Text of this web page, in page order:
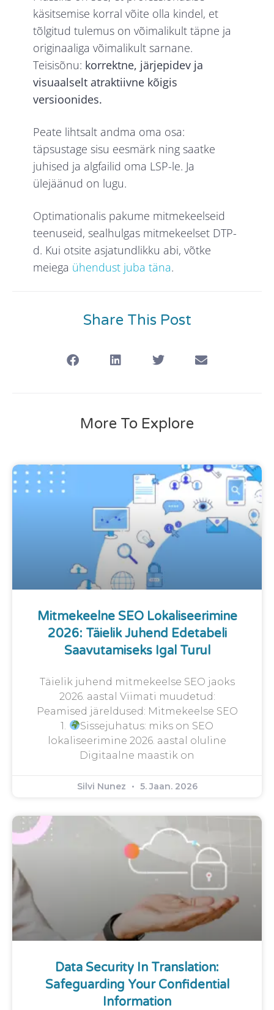
käsitsemise korral võite olla kindel, et
tõlgitud tulemus on võimalikult täpne ja
originaaliga võimalikult sarnane.
Teisisõnu: korrektne, järjepidev ja
visuaalselt atraktiivne kõigis
versioonides.
Peate lihtsalt andma oma osa:
täpsustage sisu eesmärk ning saatke
juhised ja algfailid oma LSP-le. Ja
ülejäänud on lugu.
Optimationalis pakume mitmekeelseid
teenuseid, sealhulgas mitmekeelset DTP-
d. Kui otsite asjatundlikku abi, võtke
meiega ühendust juba täna.
Share This Post
More To Explore
Mitmekeelne SEO Lokaliseerimine
2026: Täielik Juhend Edetabeli
Saavutamiseks Igal Turul
Täielik juhend mitmekeelse SEO jaoks
2026. aastal Viimati muudetud:
Peamised järeldused: Mitmekeelse SEO
1.
Sissejuhatus: miks on SEO
lokaliseerimine 2026. aastal oluline
Digitaalne maastik on
Silvi Nunez 5. Jaan. 2026
Data Security In Translation:
Safeguarding Your Confidential
Information